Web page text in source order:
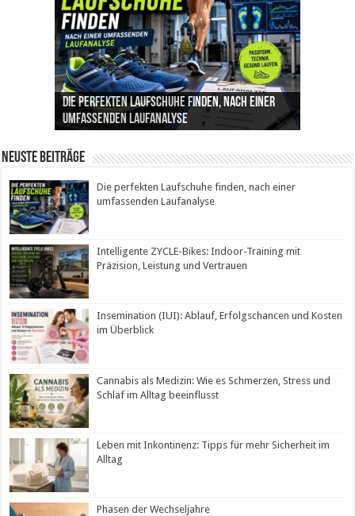
Die perfekten Laufschuhe finden, nach einer
umfassenden Laufanalyse
Intelligente ZYCLE-Bikes: Indoor-Training mit
Präzision, Leistung und Vertrauen
Insemination (IUI): Ablauf, Erfolgschancen und
Kosten im Überblick
Cannabis als Medizin: Wie es Schmerzen, Stress
und Schlaf im Alltag beeinflusst
Leben mit Inkontinenz: Tipps für mehr
Sicherheit im Alltag
Neuste Beiträge
Die perfekten Laufschuhe finden, nach einer
umfassenden Laufanalyse
Intelligente ZYCLE-Bikes: Indoor-Training mit
Präzision, Leistung und Vertrauen
Insemination (IUI): Ablauf, Erfolgschancen und Kosten
im Überblick
Cannabis als Medizin: Wie es Schmerzen, Stress und
Schlaf im Alltag beeinflusst
Leben mit Inkontinenz: Tipps für mehr Sicherheit im
Alltag
Phasen der Wechseljahre